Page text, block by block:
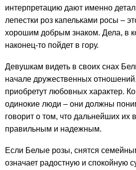
интерпретацию дают именно
лепестки роз капельками росы –
хорошим добрым знаком. Дела, в
наконец-то пойдет в гору.
Девушкам видеть в своих снах
начале дружественных
приобретут любовных характер.
одинокие люди – они должны
говорит о том, что дальнейших их
правильным и надежным.
Если Белые розы, снятся
означает радостную и спокойную